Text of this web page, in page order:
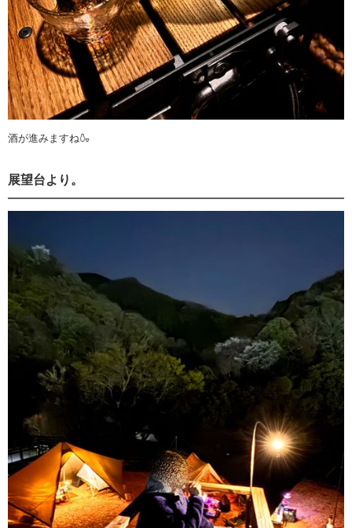
酒が進みますね🍶
展望台より。